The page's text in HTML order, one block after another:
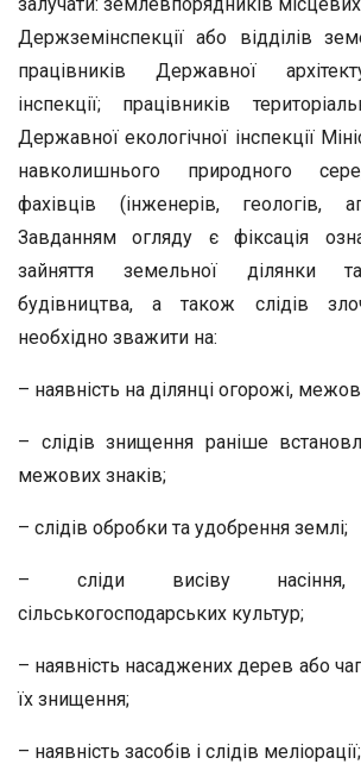
Держземінспекції або відділів
працівників Державної
інспекції; працівників
Державної екологічної інспекції
навколишнього природного
фахівців (інженерів, геологів,
Завданням огляду є фіксація
зайняття земельної ділянки
будівництва, а також слідів
необхідно зважити на:
– наявність на ділянці огорожі,
– слідів знищення раніше
межових знаків;
– слідів обробки та удобрення землі;
– сліди висіву насіння,
сільськогосподарських культур;
– наявність насаджених дерев або
їх знищення;
– наявність засобів і слідів меліорації;